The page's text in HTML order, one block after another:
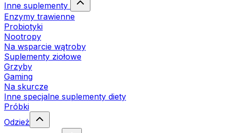
Inne suplementy
Enzymy trawienne
Probiotyki
Nootropy
Na wsparcie wątroby
Suplementy ziołowe
Grzyby
Gaming
Na skurcze
Inne specjalne suplementy diety
Próbki
Odzież